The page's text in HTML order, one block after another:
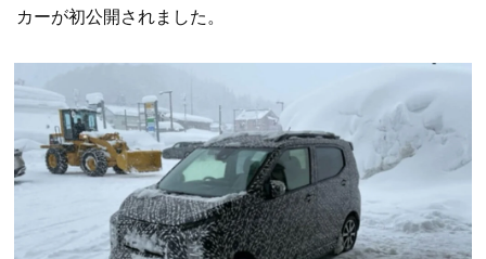
カーが初公開されました。